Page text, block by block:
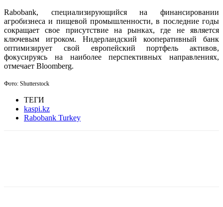
Rabobank, специализирующийся на финансировании
агробизнеса и пищевой промышленности, в последние годы
сокращает свое присутствие на рынках, где не является
ключевым игроком. Нидерландский кооперативный банк
оптимизирует свой европейский портфель активов,
фокусируясь на наиболее перспективных направлениях,
отмечает Bloomberg.
Фото: Shutterstock
ТЕГИ
kaspi.kz
Rabobank Turkey